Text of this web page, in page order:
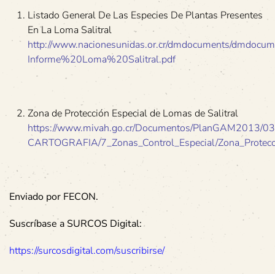
Listado General De Las Especies De Plantas Presentes
En La Loma Salitral
http://www.nacionesunidas.or.cr/dmdocuments/
Informe%20Loma%20Salitral.pdf
Zona de Protección Especial de Lomas de Salitral
https://www.mivah.go.cr/Documentos/PlanGAM2013/
CARTOGRAFIA/7_Zonas_Control_Especial/
Enviado por FECON.
Suscríbase a SURCOS Digital:
https://surcosdigital.com/suscribirse/